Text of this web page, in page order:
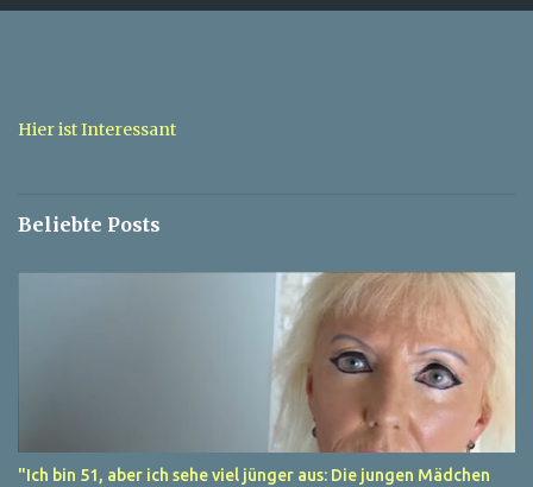
a
Hier ist Interessant
Beliebte Posts
"Ich bin 51, aber ich sehe viel jünger aus: Die jungen Mädchen